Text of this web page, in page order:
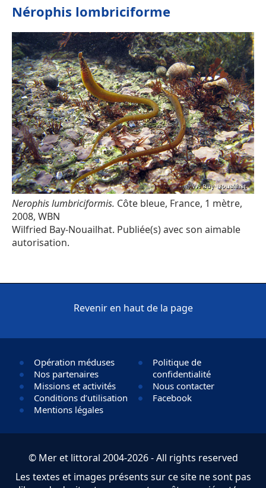
Nérophis lombriciforme
Nerophis lumbriciformis. Côte bleue, France, 1 mètre,
2008, WBN
Wilfried Bay-Nouailhat. Publiée(s) avec son aimable
autorisation.
Revenir en haut de la page
Opération méduses
Nos partenaires
Missions et activités
Conditions d’utilisation
Mentions légales
Politique de
confidentialité
Nous contacter
Facebook
© Mer et littoral 2004-2026 - All rights reserved
Les textes et images présents sur ce site ne sont pas